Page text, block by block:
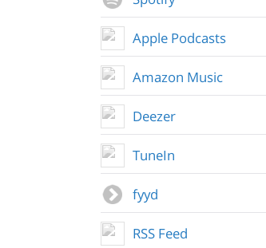
Apple Podcasts
Amazon Music
Deezer
TuneIn
fyyd
RSS Feed